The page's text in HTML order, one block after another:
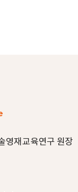
영재교육연구 원장